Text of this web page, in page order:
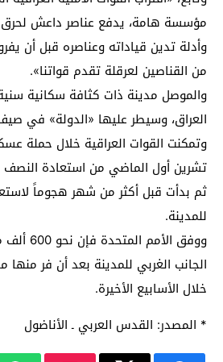
مؤسسة هامة، يدفع عناصر داعش لحرق
وأدلة تدين قياداته وعناصره قبل أن
من القناصين لعرقلة تقدم قواتنا».
والموصل مدينة ذات كثافة سكانية
العراق، وسيطر عليها «الدولة» في صيف
وتمكنت القوات العراقية خلال حملة
تشرين أول الماضي من استعادة النصف
ثم بدأت قبل أكثر من شهر هجوماً
للمدينة.
ووفق
خلال الأسابيع الأخيرة.
* المصدر: القدس العربي ـ الأناضول